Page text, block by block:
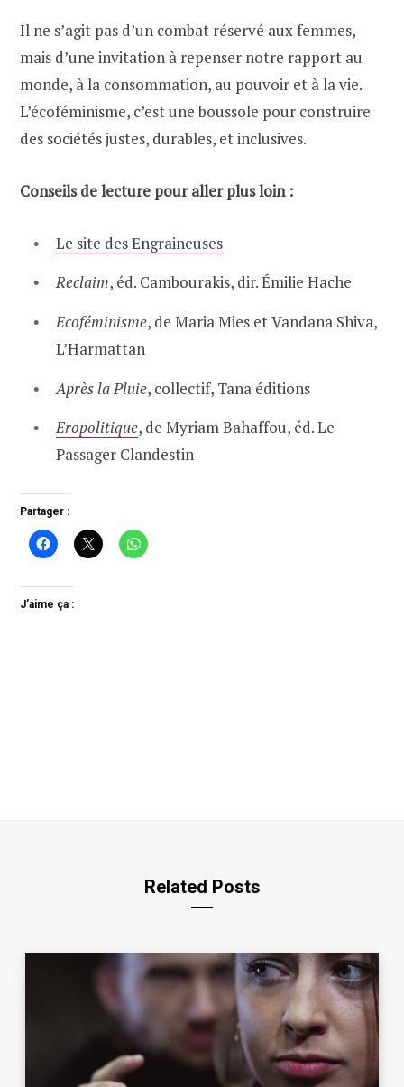
Il ne s’agit pas d’un combat réservé aux femmes,
mais d’une invitation à repenser notre rapport au
monde, à la consommation, au pouvoir et à la vie.
L’écoféminisme, c’est une boussole pour construire
des sociétés justes, durables, et inclusives.
Conseils de lecture pour aller plus loin :
Le site des Engraineuses
Reclaim, éd. Cambourakis, dir. Émilie Hache
Ecoféminisme, de Maria Mies et Vandana Shiva,
L’Harmattan
Après la Pluie, collectif, Tana éditions
Eropolitique, de Myriam Bahaffou, éd. Le
Passager Clandestin
Partager :
J’aime ça :
Related Posts